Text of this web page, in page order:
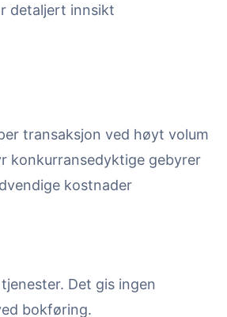
detaljert innsikt
transaksjon ved høyt volum
konkurransedyktige gebyrer
kostnader
Det gis ingen
bokføring.